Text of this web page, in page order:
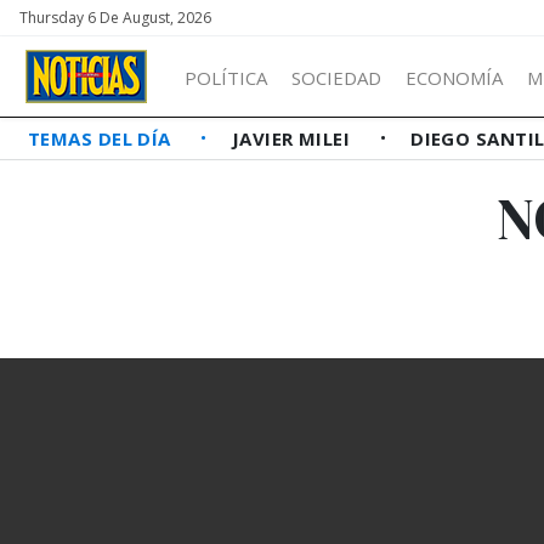
Thursday 6 De August, 2026
POLÍTICA SOCIEDAD ECONOMÍA
TEMAS DEL DÍA JAVIER MILEI DIEGO